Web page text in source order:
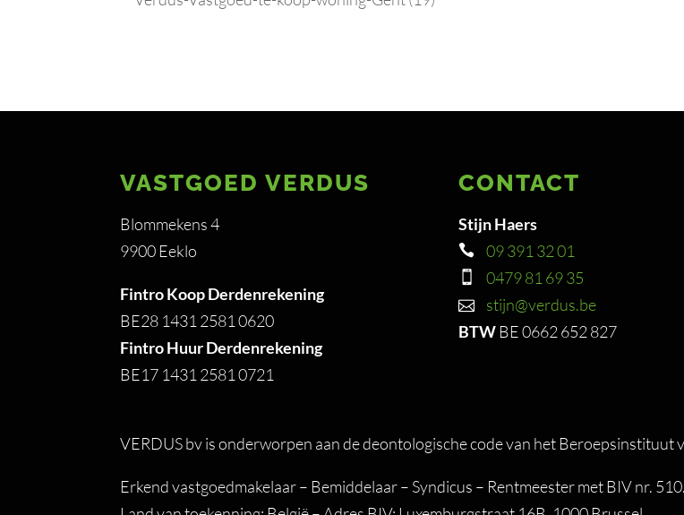
VASTGOED VERDUS
Blommekens 4
9900 Eeklo
Fintro Koop Derdenrekening
BE28 1431 2581 0620
Fintro Huur Derdenrekening
BE17 1431 2581 0721
CONTACT
Stijn Haers
09 391 32 01
0479 81 69 35
stijn@verdus.be
BTWBE 0662 652 827
VERDUS bv is onderworpen aan de deontologische code van het Beroepsinstituut
Erkend vastgoedmakelaar – Bemiddelaar – Syndicus – Rentmeester met BIV nr.